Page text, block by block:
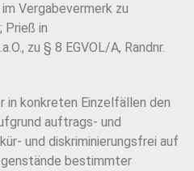
Vergabevermerk zu
Prieß in
zu § 8 EGVOL/A, Randnr.
in konkreten Einzelfällen den
auftrags- und
und diskriminierungsfrei auf
bestimmter